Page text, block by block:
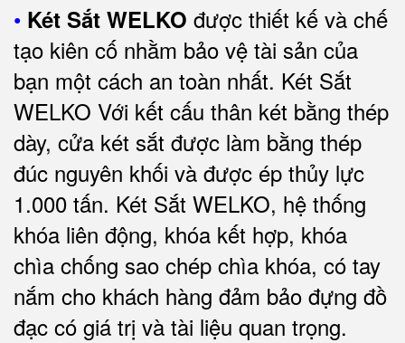
• Két Sắt WELKO được thiết kế và chế
tạo kiên cố nhằm bảo vệ tài sản của
bạn một cách an toàn nhất. Két Sắt
WELKO Với kết cấu thân két bằng thép
dày, cửa két sắt được làm bằng thép
đúc nguyên khối và được ép thủy lực
1.000 tấn. Két Sắt WELKO, hệ thống
khóa liên động, khóa kết hợp, khóa
chìa chống sao chép chìa khóa, có tay
nắm cho khách hàng đảm bảo đựng đồ
đạc có giá trị và tài liệu quan trọng.